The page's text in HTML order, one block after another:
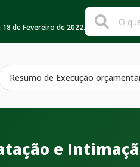
de Fevereiro de 2022.
Resumo de Execução
e